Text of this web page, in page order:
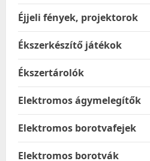
Éjjeli fények, projektorok
Ékszerkészítő játékok
Ékszertárolók
Elektromos ágymelegítők
Elektromos borotvafejek
Elektromos borotvák